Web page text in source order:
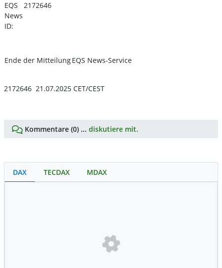
EQS
News
ID:
2172646
Ende der MitteilungEQS News-Service
2172646 21.07.2025 CET/CEST
Kommentare (0) ... diskutiere mit.
DAX TECDAX MDAX